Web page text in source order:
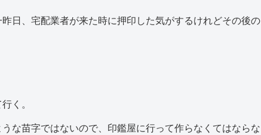
日、宅配業者が来た時に押印した気がするけれどその後の
く。
な苗字ではないので、印鑑屋に行って作らなくてはならな